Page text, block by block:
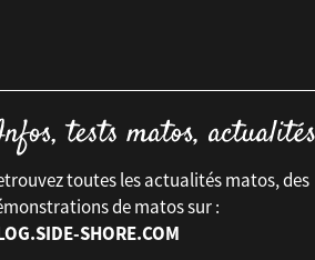
toutes les actualités matos, des
de matos sur :
SHORE.COM